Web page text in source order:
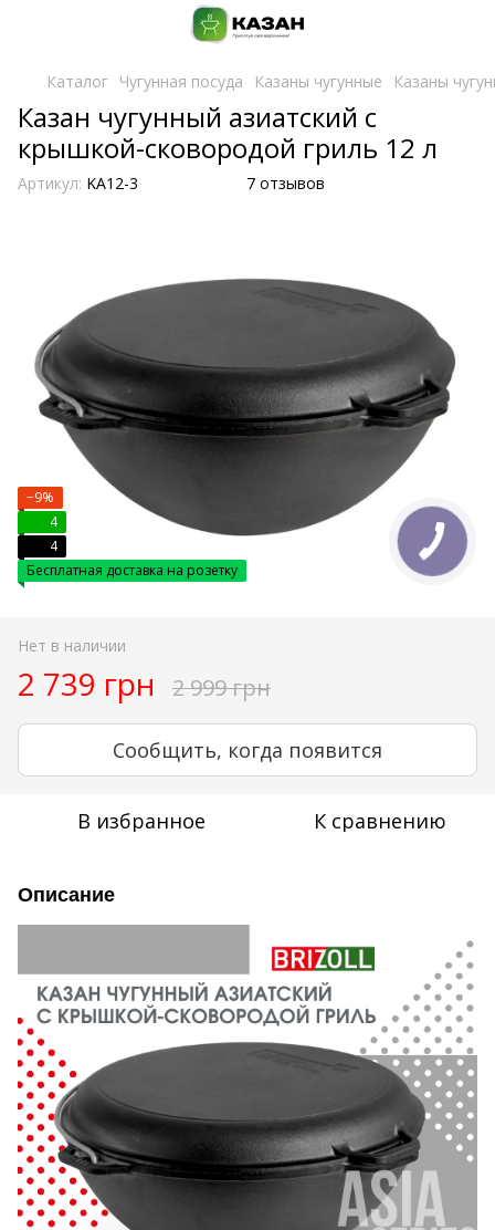
Каталог Чугунная посуда Казаны чугунные Казаны
Казан чугунный азиатский с
крышкой-сковородой гриль 12 л
Артикул: KA12-3 7 отзывов
−9%
4
4
Бесплатная доставка на розетку
Нет в наличии
2 739 грн 2 999 грн
Сообщить, когда появится
В избранное К сравнению
Описание